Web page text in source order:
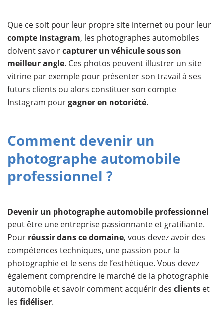
Que ce soit pour leur propre site internet ou pour leur
compte Instagram, les photographes automobiles
doivent savoircapturer un véhicule sous son
meilleur angle. Ces photos peuvent illustrer un site
vitrine par exemple pour présenter son travail à ses
futurs clients ou alors constituer son compte
Instagram pourgagner en notoriété.
Comment devenir un
photographe automobile
professionnel ?
Devenir un photographe automobile professionnel
peut être une entreprise passionnante et gratifiante.
Pour réussir dans ce domaine, vous devez avoir des
compétences techniques, une passion pour la
photographie et le sens de l’esthétique. Vous devez
également comprendre le marché de la photographie
automobile et savoir comment acquérir des clients et
les fidéliser.